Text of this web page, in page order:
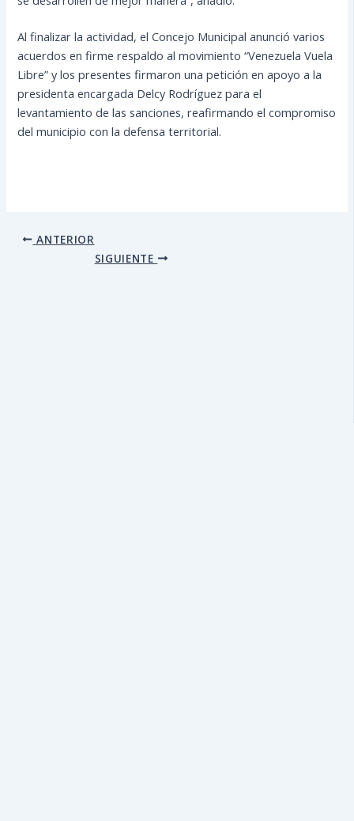
Al finalizar la actividad, el Concejo Municipal anunció varios
acuerdos en firme respaldo al movimiento “Venezuela Vuela
Libre” y los presentes firmaron una petición en apoyo a la
presidenta encargada Delcy Rodríguez para el
levantamiento de las sanciones, reafirmando el compromiso
del municipio con la defensa territorial.
ANTERIOR
SIGUIENTE